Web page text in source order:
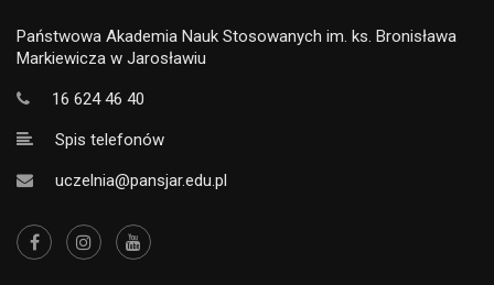
Państwowa Akademia Nauk Stosowanych im. ks. Bronisława
Markiewicza w Jarosławiu
16 624 46 40
Spis telefonów
uczelnia@pansjar.edu.pl